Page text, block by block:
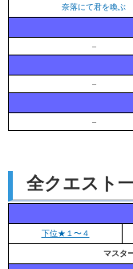
奈落にて君を喚ぶ
–
–
–
全クエスト
下位★１〜４
マスタ